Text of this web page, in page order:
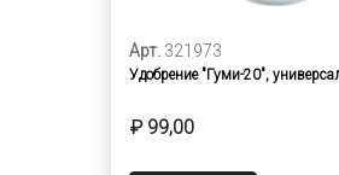
Арт. 321973
Удобрение "Гуми-20",
₽ 99,00